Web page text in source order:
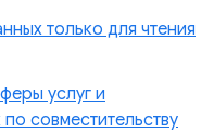
только для чтения
услуг и
совместительству